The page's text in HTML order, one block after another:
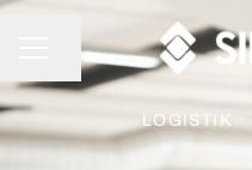
KARRIÄRMENY
Dela sidan
LOGISTIK ·